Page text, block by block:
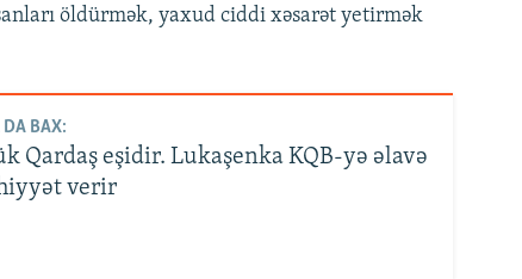
öldürmək, yaxud ciddi xəsarət yetirmək
DA BAX:
Qardaş eşidir. Lukaşenka KQB-yə əlavə
verir